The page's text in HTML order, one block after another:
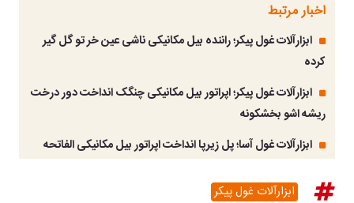
اخبار مرتبط
ابزارآلات غول پیکر؛ راننده بیل مکانیکی ناشی عین خر تو گل گیر
کرده
ابزارآلات غول پیکر؛ اپراتور بیل مکانیکی چنگک انداخت دور درخت
ریشه اشو بخشکونه
ابزارآلات غول آسا؛ پل زیرپا انداخت اپراتور بیل مکانیکی الفاتحه
ابزارآلات غول پیکر